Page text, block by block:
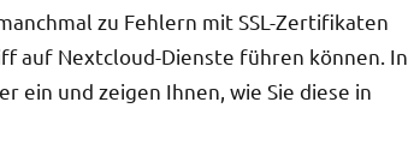
zu Fehlern mit SSL-Zertifikaten
auf Nextcloud-Dienste führen können. In
ein und zeigen Ihnen, wie Sie diese in